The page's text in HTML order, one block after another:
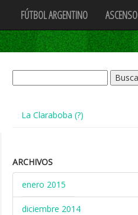
FÚTBOL ARGENTINO ASCENSO
La Claraboba (?)
ARCHIVOS
enero 2015
diciembre 2014